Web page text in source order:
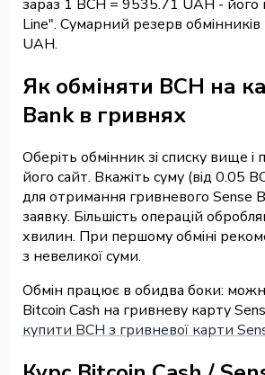
зараз 1 BCH = 9535.71 UAH - його
Line". Сумарний резерв
UAH.
Як обміняти BCH на
Bank в гривнях
Оберіть обмінник зі списку вище і
його сайт. Вкажіть суму (від 0.05
для отримання гривневого Sense
заявку. Більшість операцій
хвилин. При першому обміні
з невеликої суми.
Обмін працює в обидва боки:
Bitcoin Cash на гривневу карту
купити BCH з гривневої карти